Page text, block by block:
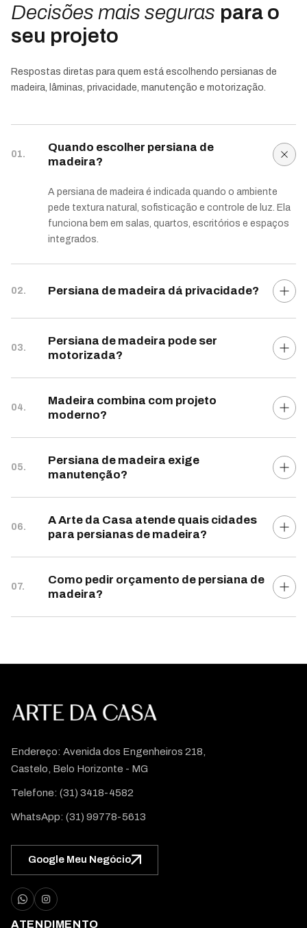
Decisões mais seguras para o
seu projeto
Respostas diretas para quem está escolhendo persianas de
madeira, lâminas, privacidade, manutenção e motorização.
01.
Quando escolher persiana de
madeira?
A persiana de madeira é indicada quando o ambiente
pede textura natural, sofisticação e controle de luz. Ela
funciona bem em salas, quartos, escritórios e espaços
integrados.
02. Persiana de madeira dá privacidade?
03.
Persiana de madeira pode ser
motorizada?
04.
Madeira combina com projeto
moderno?
05.
Persiana de madeira exige
manutenção?
06.
A Arte da Casa atende quais cidades
para persianas de madeira?
07.
Como pedir orçamento de persiana de
madeira?
Endereço: Avenida dos Engenheiros 218,
Castelo, Belo Horizonte - MG
Telefone: (31) 3418-4582
WhatsApp: (31) 99778-5613
Google Meu Negócio
ATENDIMENTO